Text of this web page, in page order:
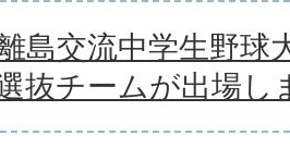
島交流中学生野球
抜チームが出場し